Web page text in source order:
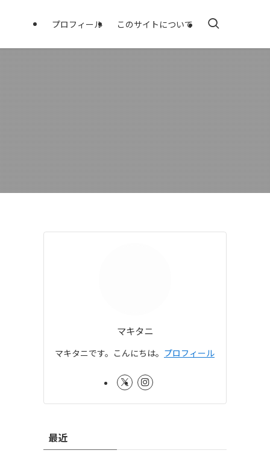
プロフィール このサイトについて
マキタニ
マキタニです。こんにちは。 プロフィール
最近